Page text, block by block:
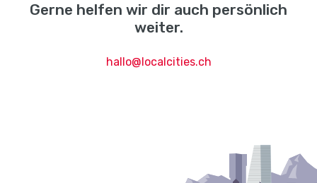
Gerne helfen wir dir auch persönlich
weiter.
hallo@localcities.ch